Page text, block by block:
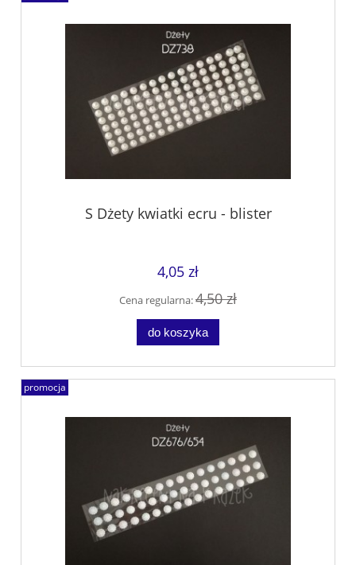
S Dżety kwiatki ecru - blister
4,05 zł
Cena regularna:4,50 zł
do koszyka
promocja